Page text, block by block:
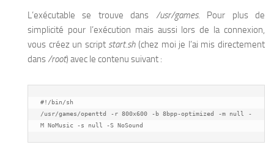
L’exécutable se trouve dans /usr/games. Pour plus de
simplicité pour l’exécution mais aussi lors de la connexion,
vous créez un script start.sh(chez moi je l’ai mis directement
dans /root) avec le contenu suivant :
#!/bin/sh
/usr/games/openttd -r 800x600 -b 8bpp-optimized -m null -
M NoMusic -s null -S NoSound